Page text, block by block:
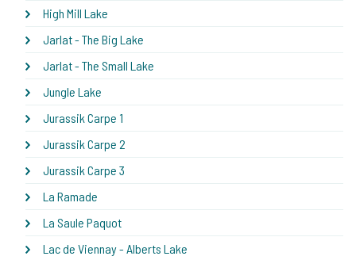
High Mill Lake
Jarlat - The Big Lake
Jarlat - The Small Lake
Jungle Lake
Jurassik Carpe 1
Jurassik Carpe 2
Jurassik Carpe 3
La Ramade
La Saule Paquot
Lac de Viennay - Alberts Lake